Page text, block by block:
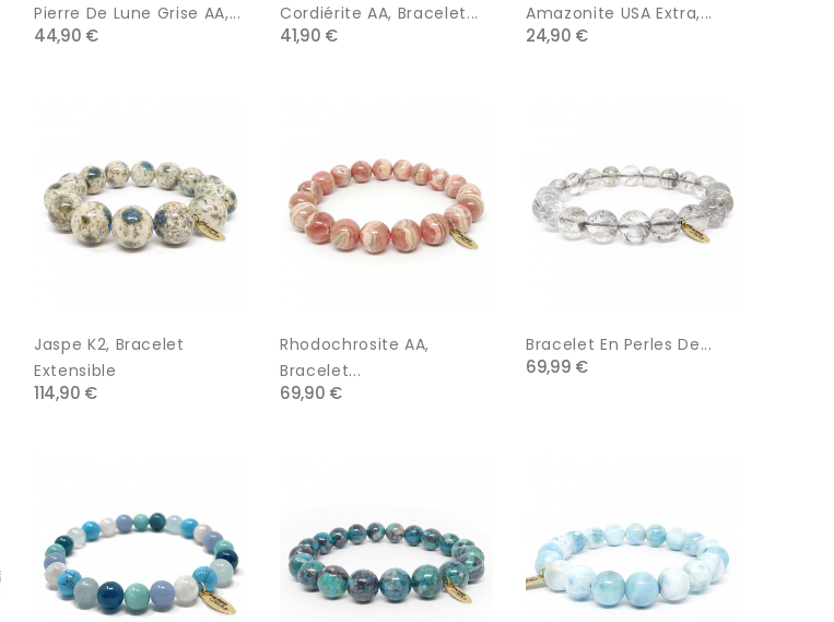
Pierre De Lune Grise AA,...
44,90 €
Cordiérite AA, Bracelet...
41,90 €
Amazonite USA Extra,...
24,90 €
Jaspe K2, Bracelet
Extensible
114,90 €
Rhodochrosite AA,
Bracelet...
69,90 €
Bracelet En Perles De...
69,99 €